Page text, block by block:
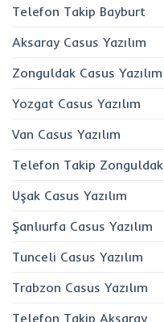
Telefon Takip Bayburt
Aksaray Casus Yazılım
Zonguldak Casus Yazılım
Yozgat Casus Yazılım
Van Casus Yazılım
Telefon Takip Zonguldak
Uşak Casus Yazılım
Şanlıurfa Casus Yazılım
Tunceli Casus Yazılım
Trabzon Casus Yazılım
Telefon Takip Aksaray